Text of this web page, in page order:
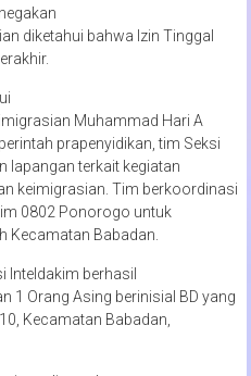
diketahui bahwa Izin Tinggal
Muhammad Hari A
prapenyidikan, tim Seksi
lapangan terkait kegiatan
keimigrasian. Tim berkoordinasi
0802 Ponorogo untuk
Kecamatan Babadan.
Inteldakim berhasil
1 Orang Asing berinisial BD yang
Kecamatan Babadan,